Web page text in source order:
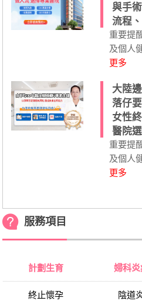
與手
流程
重要提
及個人
更多
大陸
落仔
女性
醫院
重要提
及個人
更多
服務項目
計劃生育
終止懷孕
婦科炎
陰道